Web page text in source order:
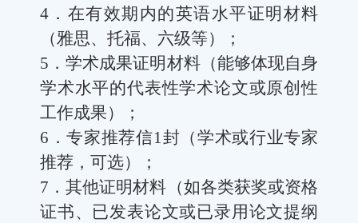
4 ．在有效期内的英语水平证明材料
（雅思、托福、六级等）；
5 ．学术成果证明材料（能够体现自身
学术水平的代表性学术论文或原创性
工作成果）；
6 ．专家推荐信1封（学术或行业专家
推荐，可选）；
7 ．其他证明材料（如各类获奖或资格
证书、已发表论文或已录用论文提纲